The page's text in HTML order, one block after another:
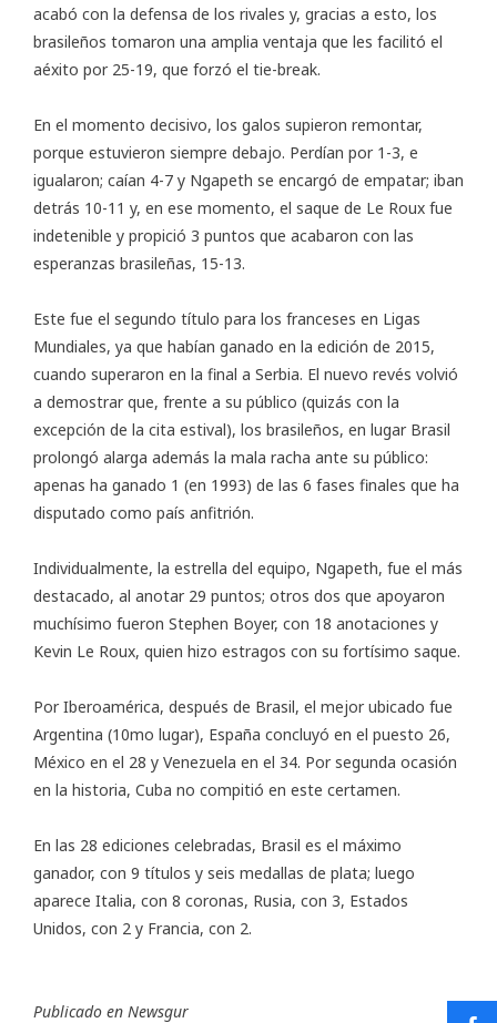
acabó con la defensa de los rivales y, gracias a esto, los
brasileños tomaron una amplia ventaja que les facilitó el
aéxito por 25-19, que forzó el tie-break.
En el momento decisivo, los galos supieron remontar,
porque estuvieron siempre debajo. Perdían por 1-3, e
igualaron; caían 4-7 y Ngapeth se encargó de empatar; iban
detrás 10-11 y, en ese momento, el saque de Le Roux fue
indetenible y propició 3 puntos que acabaron con las
esperanzas brasileñas, 15-13.
Este fue el segundo título para los franceses en Ligas
Mundiales, ya que habían ganado en la edición de 2015,
cuando superaron en la final a Serbia. El nuevo revés volvió
a demostrar que, frente a su público (quizás con la
excepción de la cita estival), los brasileños, en lugar Brasil
prolongó alarga además la mala racha ante su público:
apenas ha ganado 1 (en 1993) de las 6 fases finales que ha
disputado como país anfitrión.
Individualmente, la estrella del equipo, Ngapeth, fue el más
destacado, al anotar 29 puntos; otros dos que apoyaron
muchísimo fueron Stephen Boyer, con 18 anotaciones y
Kevin Le Roux, quien hizo estragos con su fortísimo saque.
Por Iberoamérica, después de Brasil, el mejor ubicado fue
Argentina (10mo lugar), España concluyó en el puesto 26,
México en el 28 y Venezuela en el 34. Por segunda ocasión
en la historia, Cuba no compitió en este certamen.
En las 28 ediciones celebradas, Brasil es el máximo
ganador, con 9 títulos y seis medallas de plata; luego
aparece Italia, con 8 coronas, Rusia, con 3, Estados
Unidos, con 2 y Francia, con 2.
Publicado en Newsgur